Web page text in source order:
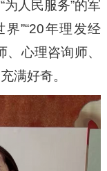
人民服务”的军
”“20年理发经
心理咨询师、
满好奇。